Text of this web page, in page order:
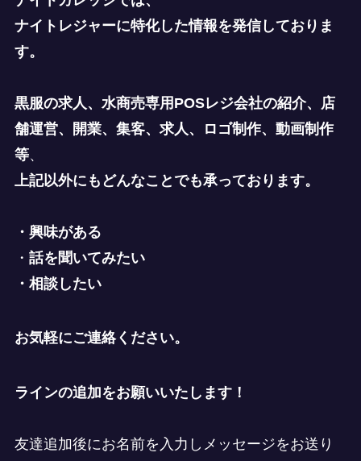
ナイトレジャーに特化した情報を発信しておりま
す。
黒服の求人、水商売専用POSレジ会社の紹介、店
舗運営、開業、集客、求人、ロゴ制作、動画制作
等、
上記以外にもどんなことでも承っております。
・興味がある
・ 話を聞いてみたい
・相談したい
お気軽にご連絡ください。
ラインの追加をお願いいたします！
友達追加後にお名前を入力しメッセージをお送り